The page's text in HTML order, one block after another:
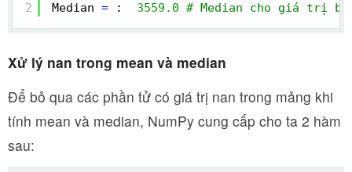
2
Median = : 3559.0 # Median cho giá trị
Xử lý nan trong mean và median
Để bỏ qua các phần tử có giá trị nan trong mảng khi
tính mean và median, NumPy cung cấp cho ta 2 hàm
sau: